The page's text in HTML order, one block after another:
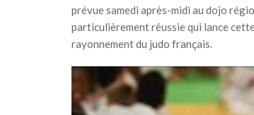
prévue samedi après-midi au dojo
particulièrement réussie qui lance
rayonnement du judo français.